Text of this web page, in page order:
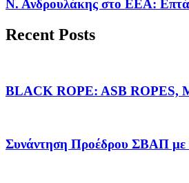
Ν. Ανδρουλάκης στο ΕΕΑ: Επτά
Recent Posts
BLACK ROPE: ASB ROPES,
Συνάντηση Προέδρου ΣΒΑΠ με